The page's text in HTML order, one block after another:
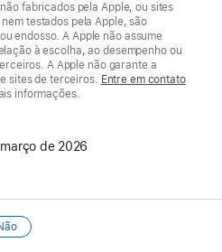
fabricados pela Apple, ou sites
testados pela Apple, são
endosso. A Apple não assume
à escolha, ao desempenho ou
A Apple não garante a
sites de terceiros. Entre em contato
informações.
de 2026